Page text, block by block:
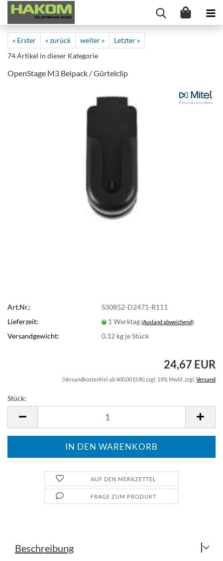
« Erster « zurück weiter »
Letzter »
74Artikel in dieser Kategorie
OpenStage M3 Beipack / Gürtelclip
Art.Nr.:
S30852-D2471-R111
Lieferzeit:
1 Werktag(Ausland abweichend)
Versandgewicht: 0.12 kg je Stück
24,67 EUR
(Versandkostenfrei ab 400,00 EUR) zzgl. 19% MwSt. zzgl. Versand
Stück:
AUF DEN MERKZETTEL
FRAGE ZUM PRODUKT
Beschreibung